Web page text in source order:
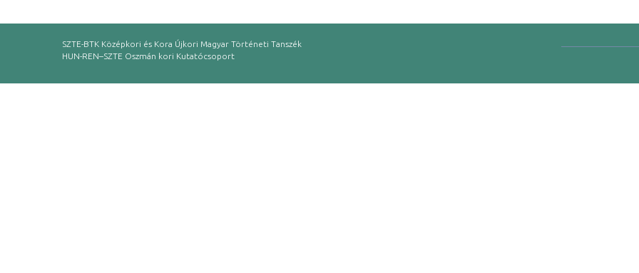
SZTE-BTK Középkori és Kora Újkori Magyar Történeti Tanszék
HUN-REN–SZTE Oszmán kori Kutatócsoport